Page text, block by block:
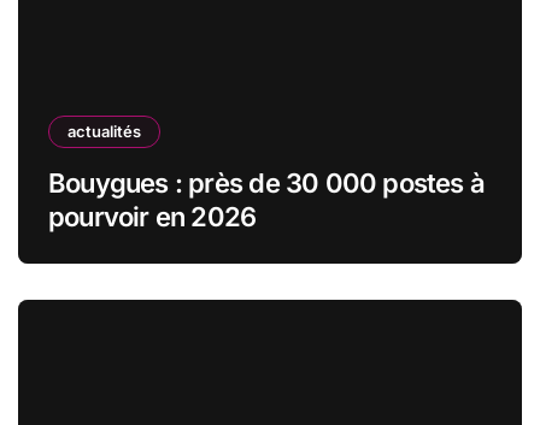
actualités
Bouygues : près de 30 000 postes à
pourvoir en 2026